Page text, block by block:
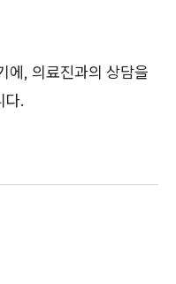
에, 의료진과의 상담을
다.